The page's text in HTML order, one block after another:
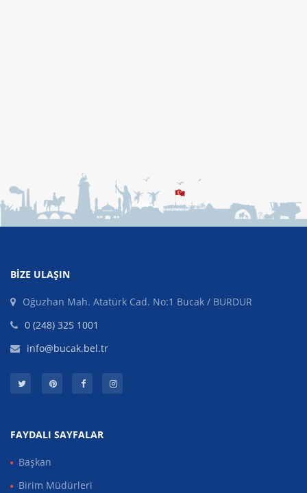
BIZE ULAŞIN
Oğuzhan Mah. Atatürk Cad. No:1 Bucak / BURDUR
0 (248) 325 1001
info@bucak.bel.tr
FAYDALI SAYFALAR
Başkan
Birim Müdürleri